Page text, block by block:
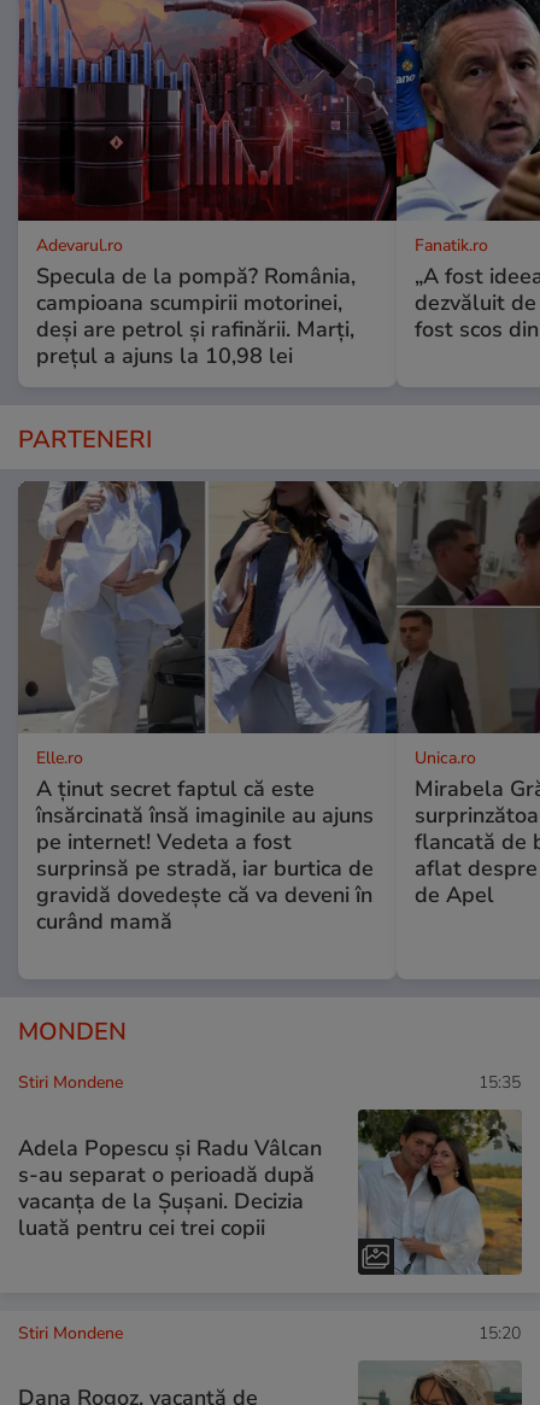
Adevarul.ro
Specula de la pompă? România,
campioana scumpirii motorinei,
deși are petrol și rafinării. Marți,
prețul a ajuns la 10,98 lei
Fanatik.ro
„A fost
dezvăluit
fost scos
PARTENERI
Elle.ro
A ținut secret faptul că este
însărcinată însă imaginile au ajuns
pe internet! Vedeta a fost
surprinsă pe stradă, iar burtica de
gravidă dovedește că va deveni în
curând mamă
Unica.ro
Mirabela
flancată de
aflat
de Apel
MONDEN
Stiri Mondene 15:35
Adela Popescu și Radu Vâlcan
s-au separat o perioadă după
vacanța de la Șușani. Decizia
luată pentru cei trei copii
Stiri Mondene 15:20
Dana Rogoz, vacanță de